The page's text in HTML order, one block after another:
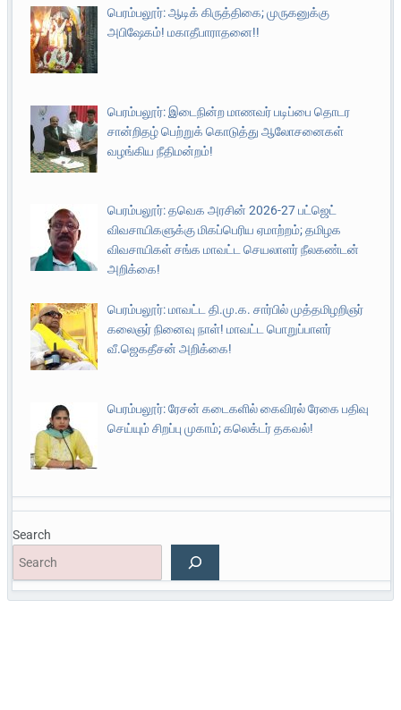
பெரம்பலூர்: ஆடிக் கிருத்திகை; முருகனுக்கு
அபிஷேகம்! மகாதீபாராதனை!!
பெரம்பலூர்: இடைநின்ற மாணவர் படிப்பை தொடர
சான்றிதழ் பெற்றுக் கொடுத்து ஆலோசனைகள்
வழங்கிய நீதிமன்றம்!
பெரம்பலூர்: தவெக அரசின் 2026-27 பட்ஜெட்
விவசாயிகளுக்கு மிகப்பெரிய ஏமாற்றம்; தமிழக
விவசாயிகள் சங்க மாவட்ட செயலாளர் நீலகண்டன்
அறிக்கை!
பெரம்பலூர்: மாவட்ட தி.மு.க. சார்பில் முத்தமிழறிஞர்
கலைஞர் நினைவு நாள்! மாவட்ட பொறுப்பாளர்
வீ.ஜெகதீசன் அறிக்கை!
பெரம்பலூர்: ரேசன் கடைகளில் கைவிரல் ரேகை பதிவு
செய்யும் சிறப்பு முகாம்; கலெக்டர் தகவல்!
Search